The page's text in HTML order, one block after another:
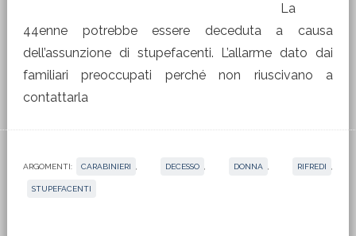
La
44enne potrebbe essere deceduta a causa
dell’assunzione di stupefacenti. L’allarme dato dai
familiari preoccupati perché non riuscivano a
contattarla
ARGOMENTI: CARABINIERI DECESSO DONNA RIFREDI
STUPEFACENTI